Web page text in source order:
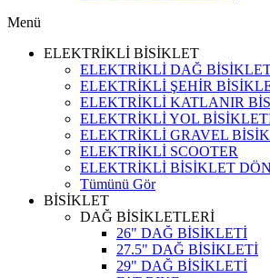
Menü
ELEKTRİKLİ BİSİKLET
ELEKTRİKLİ DAĞ
ELEKTRİKLİ ŞEHİR
ELEKTRİKLİ KATLANIR
ELEKTRİKLİ YOL
ELEKTRİKLİ GRAVEL
ELEKTRİKLİ SCOOTER
ELEKTRİKLİ BİSİKLET
Tümünü Gör
BİSİKLET
DAĞ BİSİKLETLERİ
26" DAĞ BİSİKLETİ
27.5" DAĞ BİSİKLETİ
29" DAĞ BİSİKLETİ